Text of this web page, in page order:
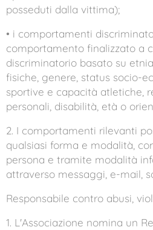
posseduti dalla vittima);
• i comportamenti
comportamento finalizzato a
discriminatorio basato su
fisiche, genere, status socio-
sportive e capacità atletiche,
personali, disabilità, età o
2. I comportamenti rilevanti
qualsiasi forma e modalità,
persona e tramite modalità
attraverso messaggi, e-mail,
Responsabile contro abusi,
1. L'Associazione nomina un